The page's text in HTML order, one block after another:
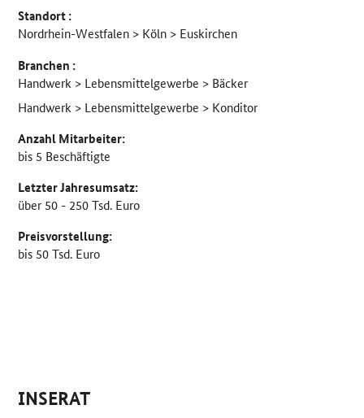
Standort :
Nordrhein-Westfalen > Köln > Euskirchen
Branchen :
Handwerk > Lebensmittelgewerbe > Bäcker
Handwerk > Lebensmittelgewerbe > Konditor
Anzahl Mitarbeiter:
bis 5 Beschäftigte
Letzter Jahresumsatz:
über 50 - 250 Tsd. Euro
Preisvorstellung:
bis 50 Tsd. Euro
INSERAT